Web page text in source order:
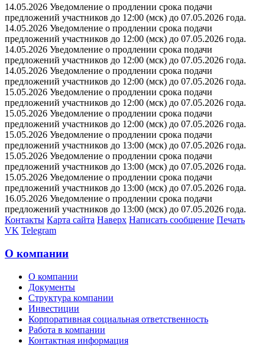
14.05.2026 Уведомление о продлении срока подачи
предложений участников до 12:00 (мск) до 07.05.2026 года.
14.05.2026 Уведомление о продлении срока подачи
предложений участников до 12:00 (мск) до 07.05.2026 года.
14.05.2026 Уведомление о продлении срока подачи
предложений участников до 12:00 (мск) до 07.05.2026 года.
14.05.2026 Уведомление о продлении срока подачи
предложений участников до 12:00 (мск) до 07.05.2026 года.
15.05.2026 Уведомление о продлении срока подачи
предложений участников до 12:00 (мск) до 07.05.2026 года.
15.05.2026 Уведомление о продлении срока подачи
предложений участников до 12:00 (мск) до 07.05.2026 года.
15.05.2026 Уведомление о продлении срока подачи
предложений участников до 13:00 (мск) до 07.05.2026 года.
15.05.2026 Уведомление о продлении срока подачи
предложений участников до 13:00 (мск) до 07.05.2026 года.
15.05.2026 Уведомление о продлении срока подачи
предложений участников до 13:00 (мск) до 07.05.2026 года.
16.05.2026 Уведомление о продлении срока подачи
предложений участников до 13:00 (мск) до 07.05.2026 года.
Контакты Карта сайта Наверх Написать сообщение Печать
VK Telegram
О компании
О компании
Документы
Структура компании
Инвестиции
Корпоративная социальная ответственность
Работа в компании
Контактная информация